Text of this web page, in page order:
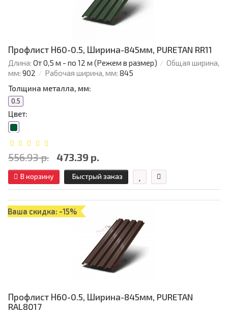
Профлист Н60-0.5, Ширина-845мм, PURETAN RR11
Длина: От 0,5 м - по 12 м (Режем в размер)
Общая ширина,
мм: 902 Рабочая ширина, мм: 845
Толщина металла, мм:
0.5
Цвет:
556.93 р. 473.39 р.
В корзину Быстрый заказ
Ваша скидка: -15%
Профлист Н60-0.5, Ширина-845мм, PURETAN
RAL8017